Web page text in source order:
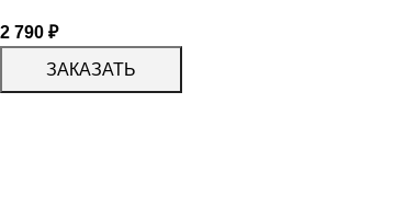
2 790 ₽
ЗАКАЗАТЬ